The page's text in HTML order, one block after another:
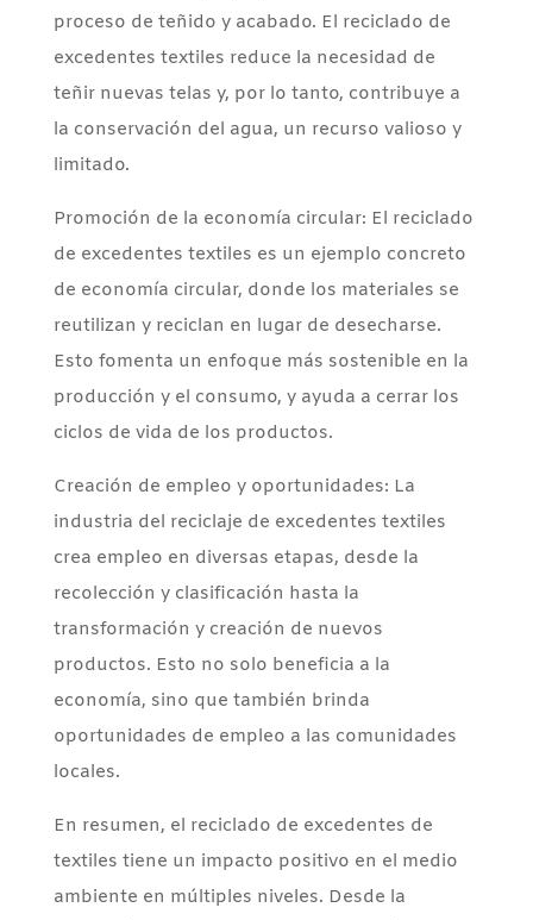
proceso de teñido y acabado. El reciclado de
excedentes textiles reduce la necesidad de
teñir nuevas telas y, por lo tanto, contribuye a
la conservación del agua, un recurso valioso y
limitado.
Promoción de la economía circular: El reciclado
de excedentes textiles es un ejemplo concreto
de economía circular, donde los materiales se
reutilizan y reciclan en lugar de desecharse.
Esto fomenta un enfoque más sostenible en la
producción y el consumo, y ayuda a cerrar los
ciclos de vida de los productos.
Creación de empleo y oportunidades: La
industria del reciclaje de excedentes textiles
crea empleo en diversas etapas, desde la
recolección y clasificación hasta la
transformación y creación de nuevos
productos. Esto no solo beneficia a la
economía, sino que también brinda
oportunidades de empleo a las comunidades
locales.
En resumen, el reciclado de excedentes de
textiles tiene un impacto positivo en el medio
ambiente en múltiples niveles. Desde la